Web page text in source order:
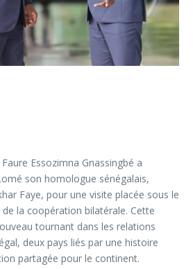
Essozimna Gnassingbé a
son homologue sénégalais,
Faye, pour une visite placée sous le
la coopération bilatérale. Cette
tournant dans les relations
deux pays liés par une histoire
partagée pour le continent.